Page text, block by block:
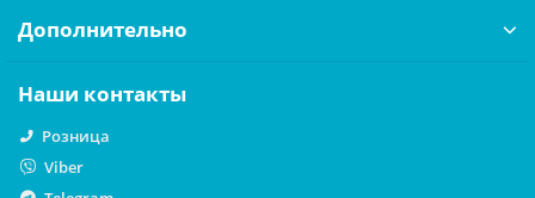
Дополнительно
Наши контакты
Розница
Viber